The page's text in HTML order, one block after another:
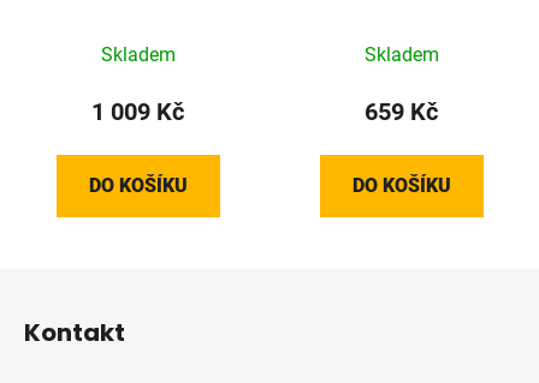
Skladem
1 009 Kč
DO KOŠÍKU
Skladem
659 Kč
DO KOŠÍKU
Kontakt